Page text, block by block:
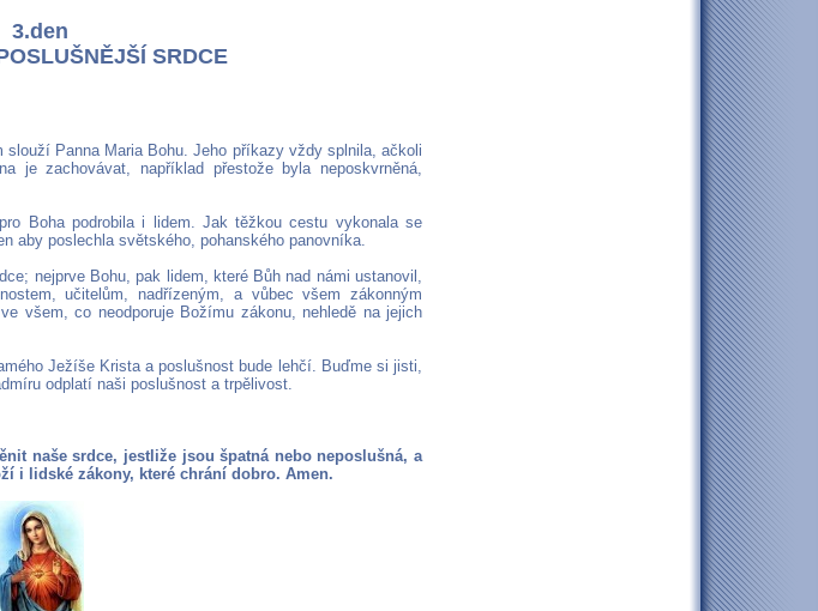
3.den
SRDCE
Panna Maria Bohu. Jeho příkazy vždy splnila, ačkoli
je zachovávat, například přestože byla neposkvrněná,
Boha podrobila i lidem. Jak těžkou cestu vykonala se
aby poslechla světského, pohanského panovníka.
nejprve Bohu, pak lidem, které Bůh nad námi ustanovil,
učitelům, nadřízeným, a vůbec všem zákonným
všem, co neodporuje Božímu zákonu, nehledě na jejich
Ježíše Krista a poslušnost bude lehčí. Buďme si jisti,
odplatí naši poslušnost a trpělivost.
naše srdce, jestliže jsou špatná nebo neposlušná, a
i lidské zákony, které chrání dobro. Amen.